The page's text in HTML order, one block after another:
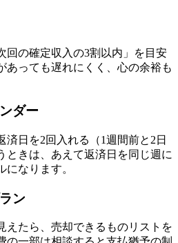
回の確定収入の3割以内」を目安
あっても遅れにくく、心の余裕も
ダー
済日を2回入れる（1週間前と2日
ときは、あえて返済日を同じ週に
なります。
ン
えたら、売却できるものリストを